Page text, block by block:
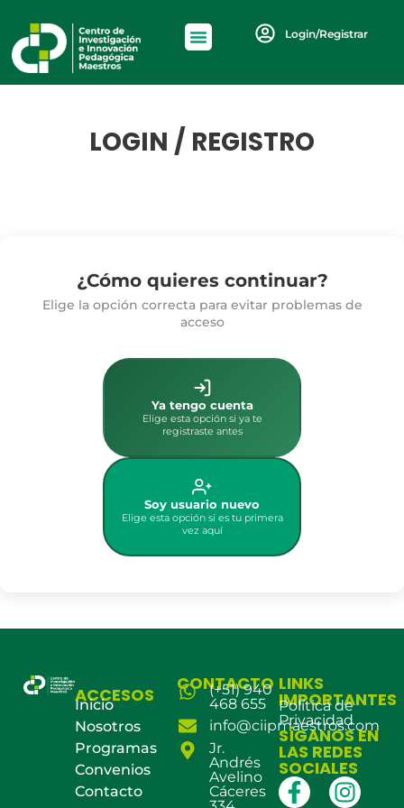
Login/Registrar
LOGIN / REGISTRO
¿Cómo quieres continuar?
Elige la opción correcta para evitar problemas de
acceso
Ya tengo cuenta
Elige esta opción si ya te
registraste antes
Soy usuario nuevo
Elige esta opción si es tu primera
vez aquí
ACCESOS
Inicio
Nosotros
Programas
Convenios
Contacto
CONTACTO
(+51) 940
468 655
info@ciipmaestros.com
Jr.
Andrés
Avelino
Cáceres
LINKS
IMPORTANTES
Política de
Privacidad
SÍGANOS EN
LAS REDES
SOCIALES